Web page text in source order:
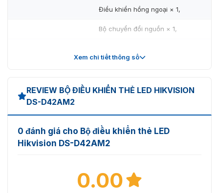
Điều khiển hồng ngoại × 1,
Bộ chuyển đổi nguồn × 1,
Kích Thước Thẻ
Gửi (R × C × D)
Gửi
0.70 kg (1.5 lb)
12 VDC, 1A
Xem chi tiết thông số
REVIEW BỘ ĐIỀU KHIỂN THẺ LED HIKVISION
DS-D42AM2
0 đánh giá cho Bộ điều khiển thẻ LED
Hikvision DS-D42AM2
0.00